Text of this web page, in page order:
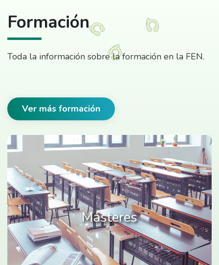
Formación
Toda la información sobre la formación en la FEN.
Ver más formación
Másteres